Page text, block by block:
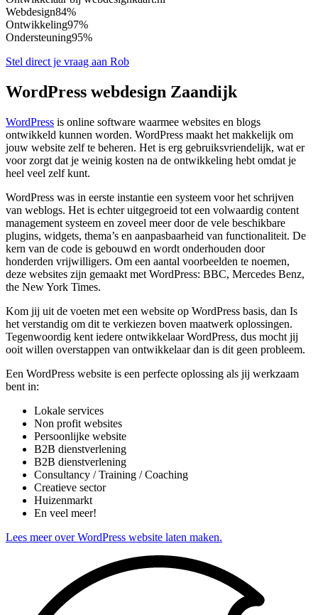
Webdesign84%
Ontwikkeling97%
Ondersteuning95%
Stel direct je vraag aan Rob
WordPress webdesign Zaandijk
WordPress is online software waarmee websites en blogs
ontwikkeld kunnen worden. WordPress maakt het makkelijk om
jouw website zelf te beheren. Het is erg gebruiksvriendelijk, wat er
voor zorgt dat je weinig kosten na de ontwikkeling hebt omdat je
heel veel zelf kunt.
WordPress was in eerste instantie een systeem voor het schrijven
van weblogs. Het is echter uitgegroeid tot een volwaardig content
management systeem en zoveel meer door de vele beschikbare
plugins, widgets, thema’s en aanpasbaarheid van functionaliteit. De
kern van de code is gebouwd en wordt onderhouden door
honderden vrijwilligers. Om een aantal voorbeelden te noemen,
deze websites zijn gemaakt met WordPress: BBC, Mercedes Benz,
the New York Times.
Kom jij uit de voeten met een website op WordPress basis, dan Is
het verstandig om dit te verkiezen boven maatwerk oplossingen.
Tegenwoordig kent iedere ontwikkelaar WordPress, dus mocht jij
ooit willen overstappen van ontwikkelaar dan is dit geen probleem.
Een WordPress website is een perfecte oplossing als jij werkzaam
bent in:
Lokale services
Non profit websites
Persoonlijke website
B2B dienstverlening
B2B dienstverlening
Consultancy / Training / Coaching
Creatieve sector
Huizenmarkt
En veel meer!
Lees meer over WordPress website laten maken.